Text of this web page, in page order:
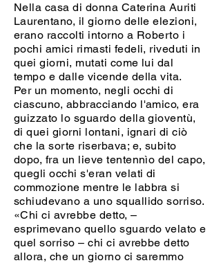
Nella casa di donna Caterina Auriti
Laurentano, il giorno delle elezioni,
erano raccolti intorno a Roberto i
pochi amici rimasti fedeli, riveduti in
quei giorni, mutati come lui dal
tempo e dalle vicende della vita.
Per un momento, negli occhi di
ciascuno, abbracciando l'amico, era
guizzato lo sguardo della gioventù,
di quei giorni lontani, ignari di ciò
che la sorte riserbava; e, subito
dopo, fra un lieve tentennìo del capo,
quegli occhi s'eran velati di
commozione mentre le labbra si
schiudevano a uno squallido sorriso.
«Chi ci avrebbe detto, –
esprimevano quello sguardo velato e
quel sorriso – chi ci avrebbe detto
allora, che un giorno ci saremmo